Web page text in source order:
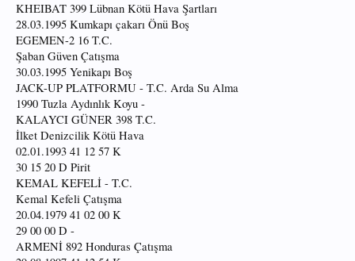
KHEIBAT 399 Lübnan Kötü Hava Şartları
28.03.1995 Kumkapı çakarı Önü Boş
EGEMEN-2 16 T.C.
Şaban Güven Çatışma
30.03.1995 Yenikapı Boş
JACK-UP PLATFORMU - T.C. Arda Su Alma
1990 Tuzla Aydınlık Koyu -
KALAYCI GÜNER 398 T.C.
İlket Denizcilik Kötü Hava
02.01.1993 41 12 57 K
30 15 20 D Pirit
KEMAL KEFELİ - T.C.
Kemal Kefeli Çatışma
20.04.1979 41 02 00 K
29 00 00 D -
ARMENİ 892 Honduras Çatışma